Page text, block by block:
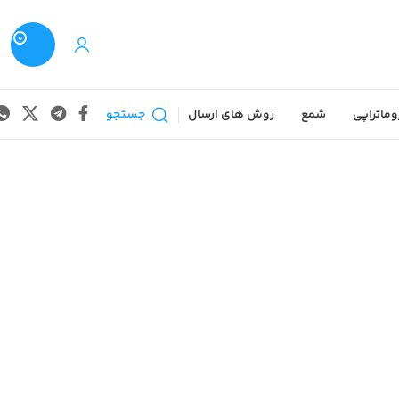
0
شمع روش های ارسال جستجو